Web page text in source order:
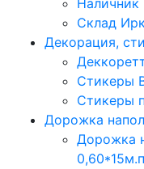
Наличник
Склад
Декорация,
Стикеры
Стикеры
Дорожка
Дорожка